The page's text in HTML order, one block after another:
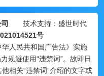
技术支持：盛世时代
号
人民共和国广告法》实施
规避使用“违禁词”。故即日
相关“违禁词”介绍的文字或